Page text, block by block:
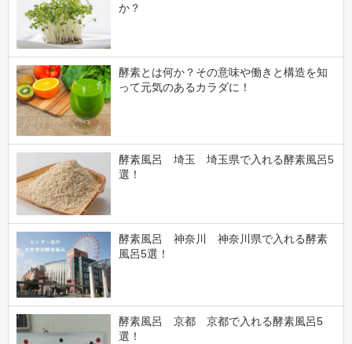
か？
酵素とは何か？その意味や働きと構造を知
って元気のあるカラダに！
酵素風呂 埼玉 埼玉県で入れる酵素風呂5
選！
酵素風呂 神奈川 神奈川県で入れる酵素
風呂5選！
酵素風呂 京都 京都で入れる酵素風呂5
選！